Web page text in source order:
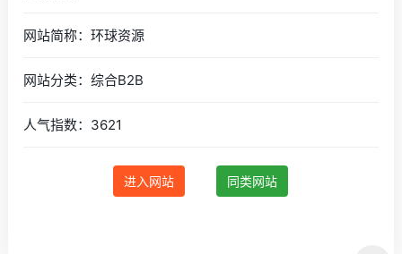
网站简称：环球资源
网站分类：综合B2B
人气指数：3621
进入网站 同类网站